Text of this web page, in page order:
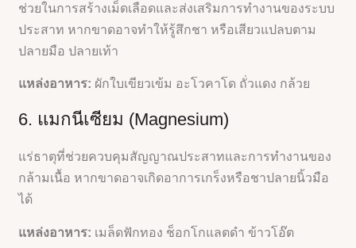
ช่วยในการสร้างเม็ดเลือดและส่งเสริมการทำงานของระบบ
ประสาท หากขาดอาจทำให้รู้สึกชา หรือเสียวแปลบตาม
ปลายมือ ปลายเท้า
แหล่งอาหาร: ผักใบเขียวเข้ม อะโวคาโด ถั่วแดง กล้วย
6. แมกนีเซียม (Magnesium)
แร่ธาตุที่ช่วยควบคุมสัญญาณประสาทและการทำงานของ
กล้ามเนื้อ หากขาดอาจเกิดอาการเกร็งหรือชาปลายนิ้วมือ
ได้
แหล่งอาหาร: เมล็ดฟักทอง ช็อกโกแลตดำ ข้าวโอ๊ต